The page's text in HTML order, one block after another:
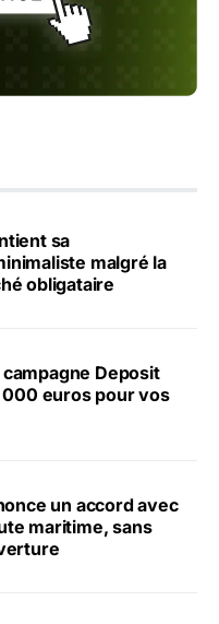
sa
malgré la
obligataire
Deposit
000 euros pour vos
un accord avec
maritime, sans